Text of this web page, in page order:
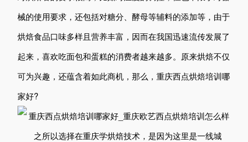
械的使用要求，还包括对糖分、酵母等辅料的添加等，由于
烘焙食品口味多样且营养丰富，因而在我国迅速流传发展了
起来，喜欢吃面包和蛋糕的消费者越来越多。原来烘焙不仅
可为兴趣，还蕴含着如此商机，那么，重庆西点烘焙培训哪
家好?
之所以选择在重庆学烘焙技术，是因为这里是一线城